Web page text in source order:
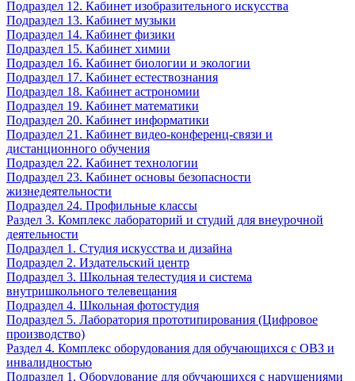
Подраздел 12. Кабинет изобразительного искусства
Подраздел 13. Кабинет музыки
Подраздел 14. Кабинет физики
Подраздел 15. Кабинет химии
Подраздел 16. Кабинет биологии и экологии
Подраздел 17. Кабинет естествознания
Подраздел 18. Кабинет астрономии
Подраздел 19. Кабинет математики
Подраздел 20. Кабинет информатики
Подраздел 21. Кабинет видео-конференц-связи и
дистанционного обучения
Подраздел 22. Кабинет технологии
Подраздел 23. Кабинет основы безопасности
жизнедеятельности
Подраздел 24. Профильные классы
Раздел 3. Комплекс лабораторий и студий для внеурочной
деятельности
Подраздел 1. Студия искусства и дизайна
Подраздел 2. Издательский центр
Подраздел 3. Школьная телестудия и система
внутришкольного телевещания
Подраздел 4. Школьная фотостудия
Подраздел 5. Лаборатория прототипирования (Цифровое
производство)
Раздел 4. Комплекс оборудования для обучающихся с ОВЗ и
инвалидностью
Подраздел 1. Оборудование для обучающихся с нарушениями